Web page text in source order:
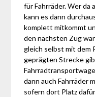
für Fahrräder. Wer da
kann es dann
komplett mitkommt
den nächsten Zug
gleich selbst mit dem
geprägten Strecke
dann auch Fahrräder
sofern dort Platz